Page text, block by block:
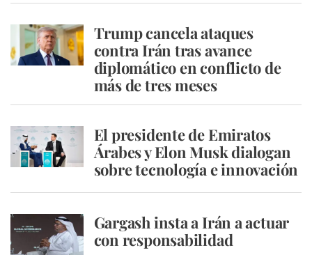
Trump cancela ataques
contra Irán tras avance
diplomático en conflicto de
más de tres meses
El presidente de Emiratos
Árabes y Elon Musk dialogan
sobre tecnología e innovación
Gargash insta a Irán a actuar
con responsabilidad